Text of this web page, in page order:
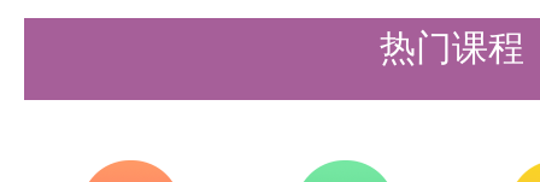
我的建议是跟着自己的复习节奏
热门课程